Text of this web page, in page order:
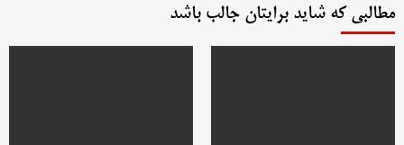
مطالبی که شاید برایتان جالب باشد